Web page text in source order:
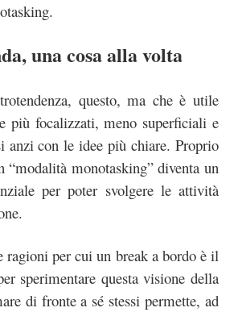
una cosa alla volta
questo, ma che è utile
più focalizzati, meno superficiali e
anzi con le idee più chiare. Proprio
“modalità monotasking” diventa un
per poter svolgere le attività
ragioni per cui un break a bordo è il
sperimentare questa visione della
di fronte a sé stessi permette, ad